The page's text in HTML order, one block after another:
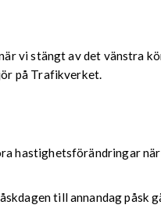
vi stängt av det vänstra
på Trafikverket.
hastighetsförändringar
till annandag påsk